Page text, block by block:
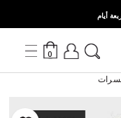
أيام
0